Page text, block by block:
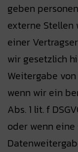
geben
externe Stellen
einer
wir gesetzlich
Weitergabe
wenn wir ein
Abs. 1 lit. f
oder wenn